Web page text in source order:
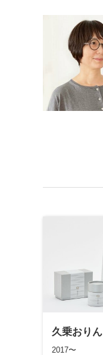
久乗おりん
2017〜